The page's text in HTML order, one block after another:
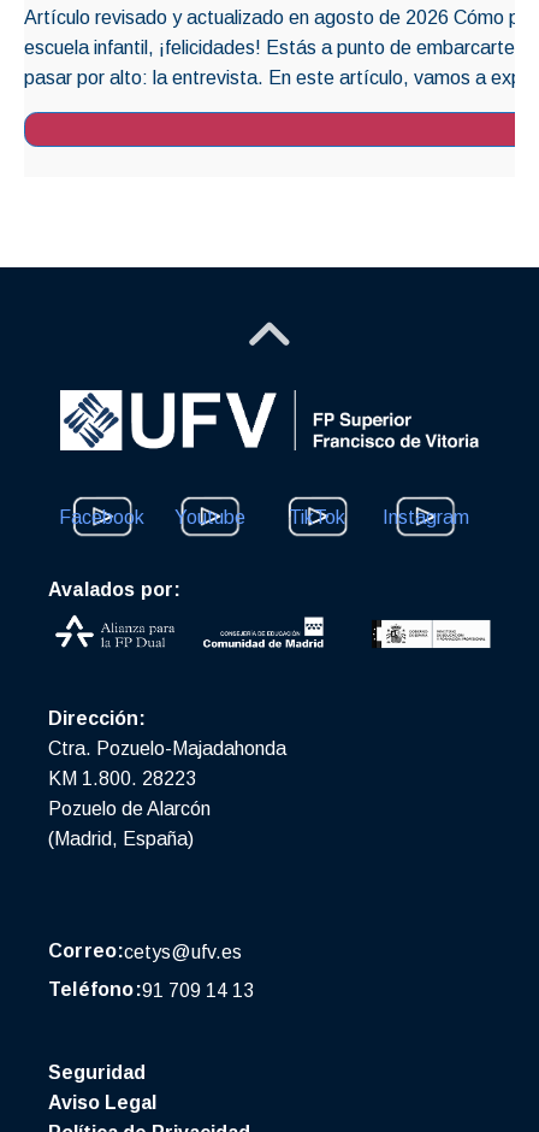
Artículo revisado y actualizado en agosto de 2026 Cómo
escuela infantil, ¡felicidades! Estás a punto de embarcarte
pasar por alto: la entrevista. En este artículo, vamos a
Facebook Youtube TikTok Instagram
Avalados por:
Dirección:
Ctra. Pozuelo-Majadahonda
KM 1.800. 28223
Pozuelo de Alarcón
(Madrid, España)
Correo:cetys@ufv.es
Teléfono:91 709 14 13
Seguridad
Aviso Legal